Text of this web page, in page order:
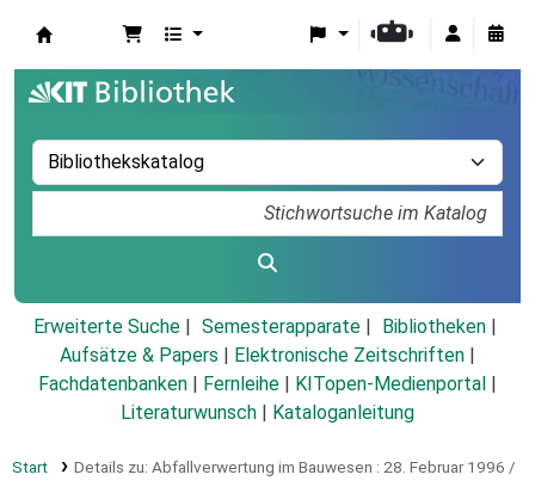
Erweiterte Suche Semesterapparate
Bibliotheken
Aufsätze & Papers
Elektronische Zeitschriften
Fachdatenbanken
Fernleihe KITopen-Medienportal
Literaturwunsch
Kataloganleitung
Start Details zu: Abfallverwertung im Bauwesen : 28. Februar 1996 /